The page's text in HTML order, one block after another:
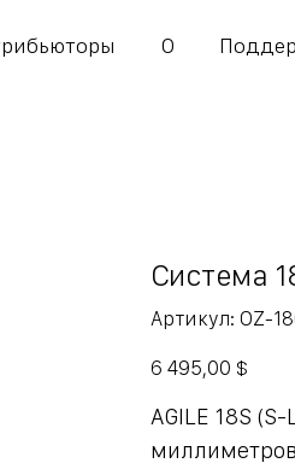
О
Система
Артикул:
Артикул:
OZ-
OZ-
Цена
6 495,00 $
AGILE 18S